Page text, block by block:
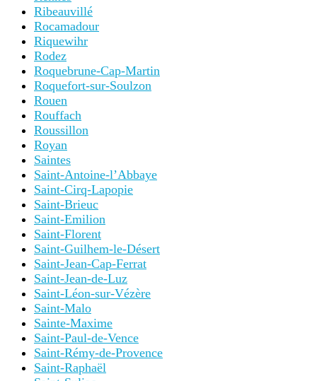
Ribeauvillé
Rocamadour
Riquewihr
Rodez
Roquebrune-Cap-Martin
Roquefort-sur-Soulzon
Rouen
Rouffach
Roussillon
Royan
Saintes
Saint-Antoine-l’Abbaye
Saint-Cirq-Lapopie
Saint-Brieuc
Saint-Emilion
Saint-Florent
Saint-Guilhem-le-Désert
Saint-Jean-Cap-Ferrat
Saint-Jean-de-Luz
Saint-Léon-sur-Vézère
Saint-Malo
Sainte-Maxime
Saint-Paul-de-Vence
Saint-Rémy-de-Provence
Saint-Raphaël